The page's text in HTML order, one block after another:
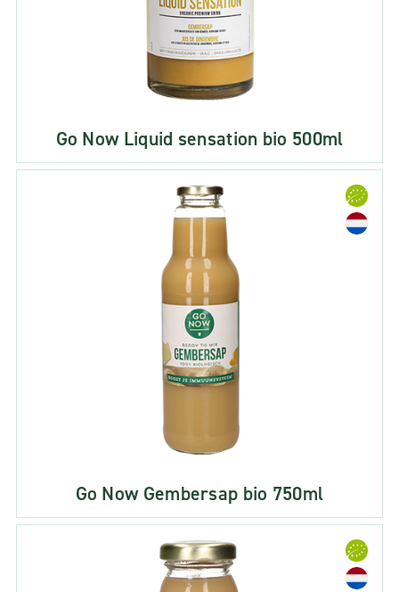
Go Now Liquid sensation bio 500ml
Go Now Gembersap bio 750ml